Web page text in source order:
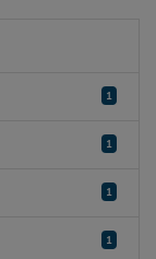
1
1
1
1